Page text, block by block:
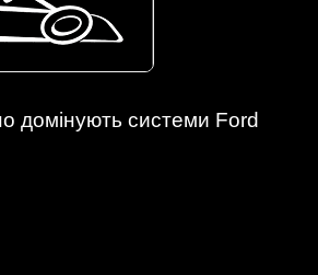
домінують системи Ford